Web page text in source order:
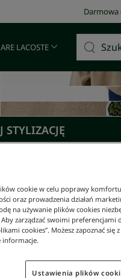
Darmowa
LACOSTE
STYLIZACJĘ
cookie w celu poprawy
oraz prowadzenia działań
na używanie plików cookies
Aby zarządzać swoimi
cookies”. Możesz zapoznać
informacje.
Ustawienia plików